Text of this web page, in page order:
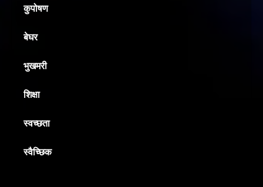
कुपोषण
बेघर
भुखमरी
शिक्षा
स्वच्छता
स्वैच्छिक